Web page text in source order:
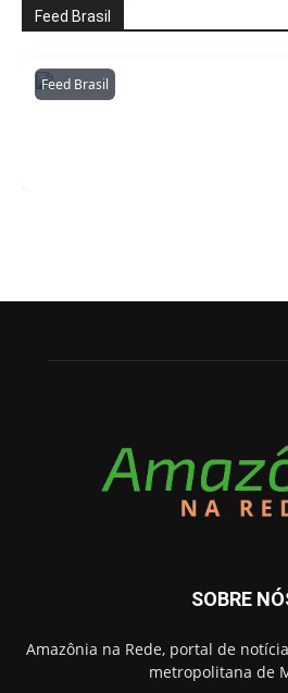
Feed Brasil
Feed BrasilAmazonianarede
1053
SOBRE
Amazônia na Rede, portal de
metropolitana de